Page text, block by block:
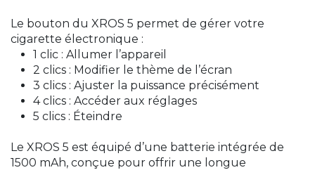
Le bouton du XROS 5 permet de gérer votre
cigarette électronique :
1 clic : Allumer l’appareil
2 clics : Modifier le thème de l’écran
3 clics : Ajuster la puissance précisément
4 clics : Accéder aux réglages
5 clics : Éteindre
Le XROS 5 est équipé d’une batterie intégrée de
1500 mAh, conçue pour offrir une longue